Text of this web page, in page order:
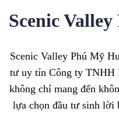
Scenic
Scenic Valley Phú Mỹ
tư uy tín Công ty TNHH
không chỉ mang đến
lựa chọn đầu tư sinh